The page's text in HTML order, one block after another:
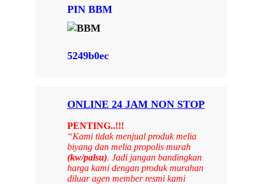
PIN BBM
5249b0ec
ONLINE 24 JAM NON STOP
PENTING..!!!
“Kami tidak menjual produk melia
biyang dan melia propolis murah
(kw/palsu). Jadi jangan bandingkan
harga kami dengan produk murahan
diluar agen member resmi kami